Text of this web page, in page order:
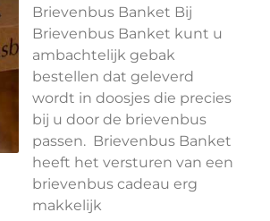
Brievenbus Banket Bij
Brievenbus Banket kunt u
ambachtelijk gebak
bestellen dat geleverd
wordt in doosjes die precies
bij u door de brievenbus
passen. Brievenbus Banket
heeft het versturen van een
brievenbus cadeau erg
makkelijk